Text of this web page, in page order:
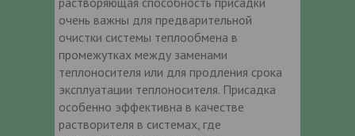
очень важны для предварительной
очистки системы теплообмена в
промежутках между заменами
теплоносителя или для продления срока
эксплуатации теплоносителя. Присадка
особенно эффективна в качестве
растворителя в системах, где